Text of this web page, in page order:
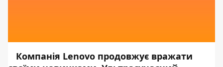
Компанія Lenovo продовжує вражати